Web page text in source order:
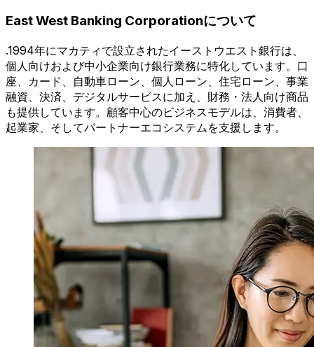
East West Banking Corporationについて
.1994年にマカティで設立されたイーストウエスト銀行は、
個人向けおよび中小企業向け銀行業務に特化しています。口
座、カード、自動車ローン、個人ローン、住宅ローン、事業
融資、決済、デジタルサービスに加え、財務・法人向け商品
も提供しています。顧客中心のビジネスモデルは、消費者、
起業家、そしてパートナーエコシステムを支援します。